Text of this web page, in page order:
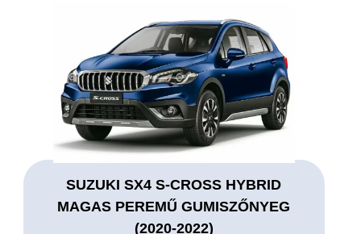
SUZUKI SX4 S-CROSS HYBRID
MAGAS PEREMŰ GUMISZŐNYEG
(2020-2022)